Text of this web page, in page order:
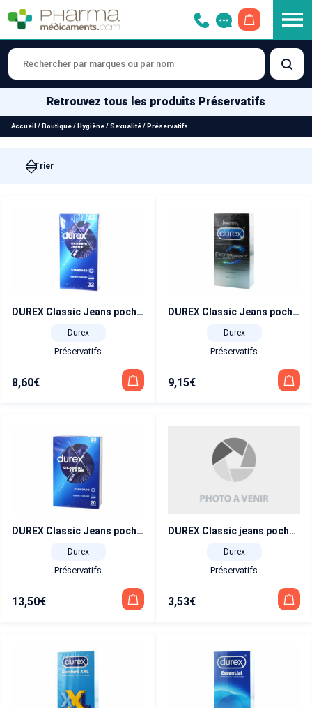
Retrouvez tous les produits Préservatifs
Accueil / Boutique/ Hygiène/Sexualité/ Préservatifs
DUREX Classic Jeans pochette de 12
Durex
Préservatifs
8,60€
DUREX Classic Jeans pochette de 16
Durex
Préservatifs
9,15€
DUREX Classic Jeans pochette de 20
Durex
Préservatifs
13,50€
DUREX Classic jeans pochette de 3
Durex
Préservatifs
3,53€